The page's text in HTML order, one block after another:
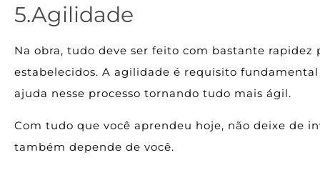
5.Agilidade
Na obra, tudo deve ser feito com bastante rapidez
estabelecidos. A agilidade é requisito
ajuda nesse processo tornando tudo mais ágil.
Com tudo que você aprendeu hoje, não deixe de
também depende de você.